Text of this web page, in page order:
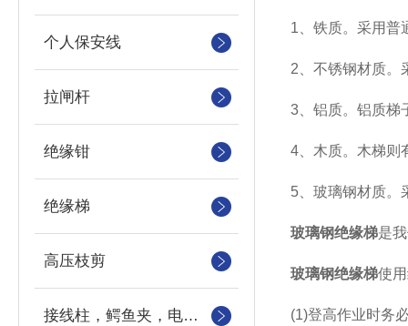
个人保安线
拉闸杆
绝缘钳
绝缘梯
高压枝剪
接线柱，鳄鱼夹，电力测试钳，测试导线包
1、铁质。采用普
2、不锈钢材质。
3、铝质。铝质梯
4、木质。木梯则
5、玻璃钢材质。
玻璃钢绝缘梯是
玻璃钢绝缘梯使
(1)登高作业时务